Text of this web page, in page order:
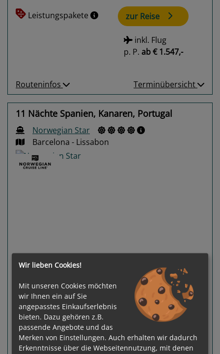
Leistungspakete
zur Reise
inkl. Flug
p. P. ab€ 1.547,-
Routeninfos Terminübersicht
11 Nächte Spanien, Kanaren, Portugal
Norwegian Star
Barcelona - Lissabon
Gewählter Termin:
29.10.2026 - 09.11.2026
Leistungspakete
p. P.ab € 1.035,-
zur Reise
Wir lieben Cookies!
Mit unseren Cookies möchten
wir Ihnen ein auf Sie
angepasstes Einkaufserlebnis
bieten. Dazu gehören z.B.
passende Angebote und das
Merken von Einstellungen. Auch erhalten wir dadurch
Erkenntnisse über die Webseitennutzung, mit denen